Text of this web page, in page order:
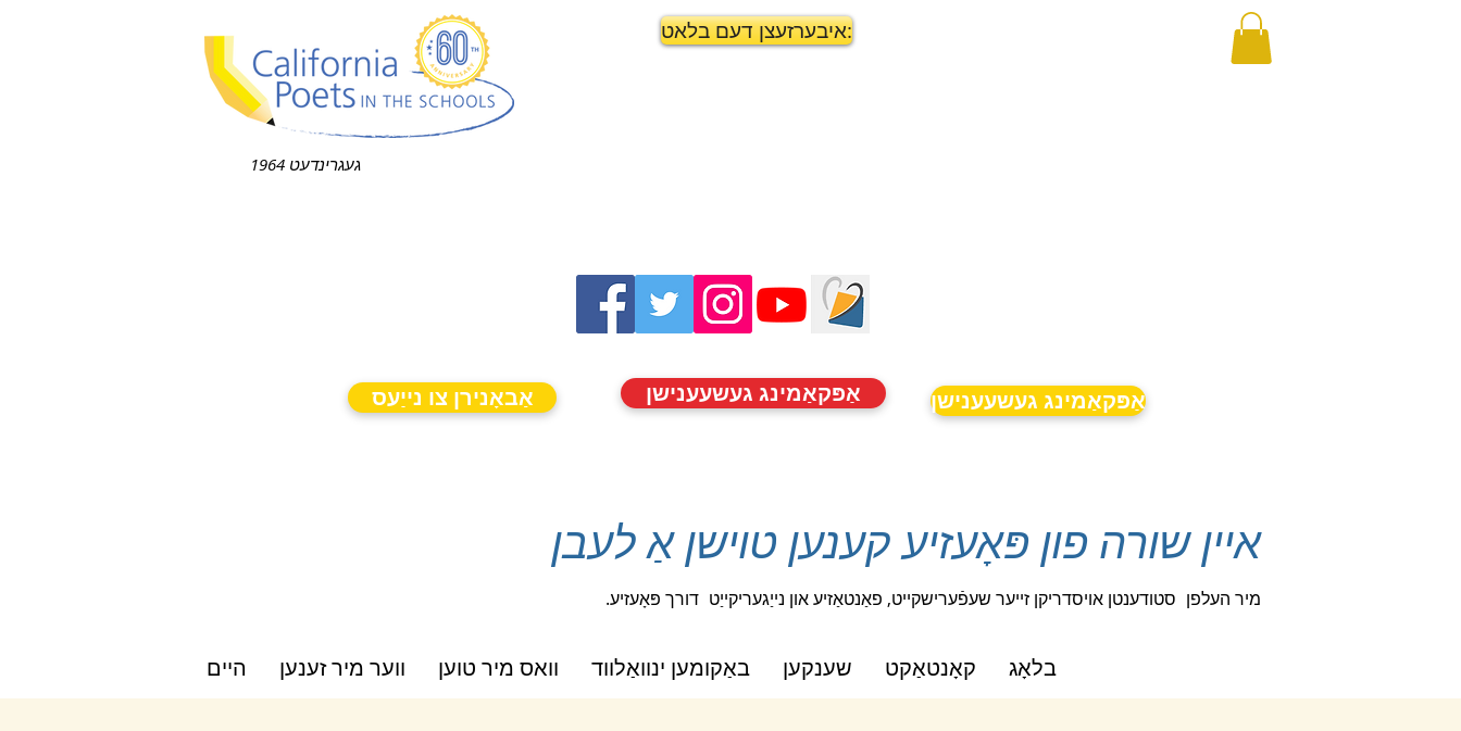
געגרינדעט 1964
איבערזעצן דעם בלאט:
אַבאָנירן צו נייַעס אַפּקאַמינג געשעענישן אַפּקאַמינג געשעענישן
איין שורה פון פּאָעזיע קענען טוישן אַ לעבן
מיר העלפן סטודענטן אויסדריקן זייער שעפֿערישקייט, פאַנטאַזיע און נייַגעריקייַט דורך פּאָעזיע.
היים ווער מיר זענען וואס מיר טוען באַקומען ינוואַלווד שענקען קאָנטאַקט בלאָג